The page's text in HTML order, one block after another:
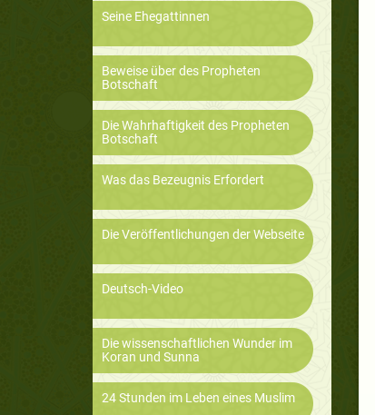
Seine Ehegattinnen
Beweise über des Propheten
Botschaft
Die Wahrhaftigkeit des Propheten
Botschaft
Was das Bezeugnis Erfordert
Die Veröffentlichungen der Webseite
Deutsch-Video
Die wissenschaftlichen Wunder im
Koran und Sunna
24 Stunden im Leben eines Muslim